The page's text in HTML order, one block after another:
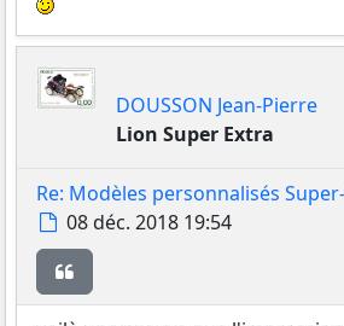
DOUSSON Jean-Pierre
Lion Super Extra
Re: Modèles personnalisés
Message
08 déc. 2018 19:54